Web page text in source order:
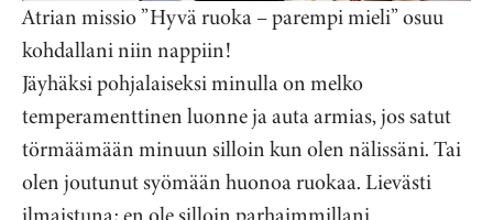
Atrian missio ”Hyvä ruoka – parempi mieli” osuu
kohdallani niin nappiin!
Jäyhäksi pohjalaiseksi minulla on melko
temperamenttinen luonne ja auta armias, jos satut
törmäämään minuun silloin kun olen nälissäni. Tai
olen joutunut syömään huonoa ruokaa. Lievästi